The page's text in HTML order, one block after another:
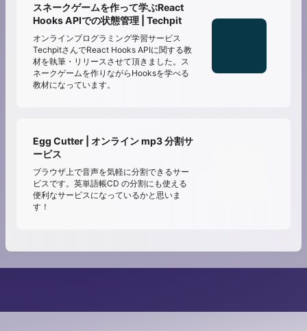
スネークゲームを作って学ぶReact
Hooks APIでの状態管理 | Techpit
オンラインプログラミング学習サービス
TechpitさんでReact Hooks APIに関する教
材を執筆・リリースさせて頂きました。ス
ネークゲームを作りながらHooksを学べる
教材になっています。
Egg Cutter | オンライン mp3 分割サ
ービス
ブラウザ上で音声を気軽に分割できるサー
ビスです。英単語帳CD の分割にも使える
便利なサービスになっているかと思いま
す！